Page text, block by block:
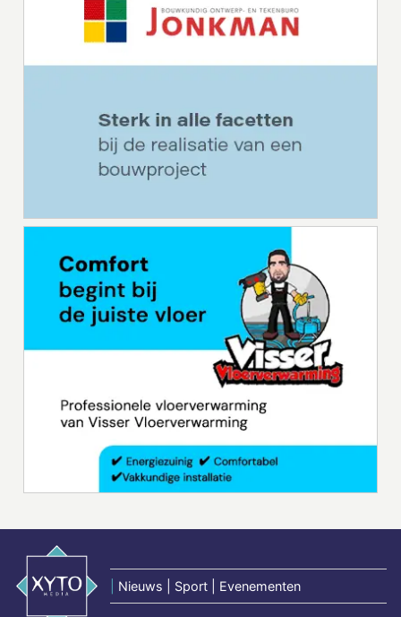
Nieuws | Sport | Evenementen